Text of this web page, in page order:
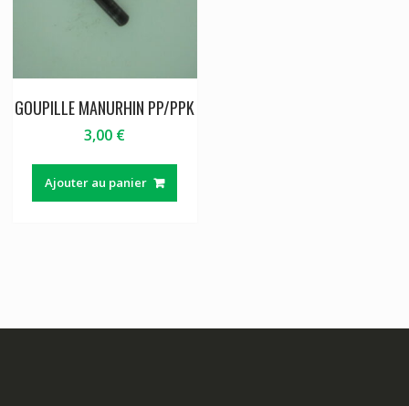
GOUPILLE MANURHIN PP/PPK
3,00 €
Ajouter au panier